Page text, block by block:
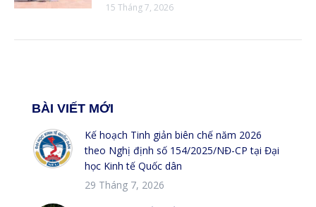
15 Tháng 7, 2026
BÀI VIẾT MỚI
Kế hoạch Tinh giản biên chế năm 2026
theo Nghị định số 154/2025/NĐ-CP tại Đại
học Kinh tế Quốc dân
29 Tháng 7, 2026